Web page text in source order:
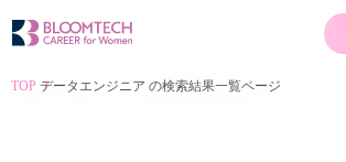
TOP データエンジニア の検索結果一覧ページ